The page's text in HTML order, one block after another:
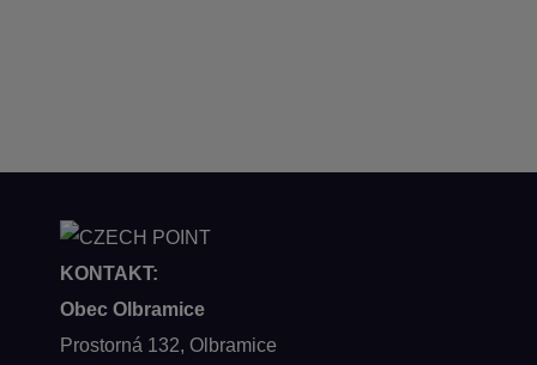
KONTAKT:
Obec Olbramice
Prostorná 132, Olbramice